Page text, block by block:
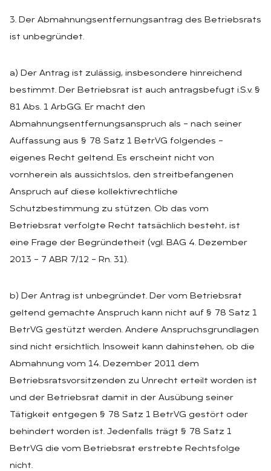
3. Der Abmahnungsentfernungsantrag des Betriebsrats
ist unbegründet.
a) Der Antrag ist zulässig, insbesondere hinreichend
bestimmt. Der Betriebsrat ist auch antragsbefugt i.S.v. §
81 Abs. 1 ArbGG. Er macht den
Abmahnungsentfernungsanspruch als – nach seiner
Auffassung aus § 78 Satz 1 BetrVG folgendes –
eigenes Recht geltend. Es erscheint nicht von
vornherein als aussichtslos, den streitbefangenen
Anspruch auf diese kollektivrechtliche
Schutzbestimmung zu stützen. Ob das vom
Betriebsrat verfolgte Recht tatsächlich besteht, ist
eine Frage der Begründetheit (vgl. BAG 4. Dezember
2013 – 7 ABR 7/12 – Rn. 31).
b) Der Antrag ist unbegründet. Der vom Betriebsrat
geltend gemachte Anspruch kann nicht auf § 78 Satz 1
BetrVG gestützt werden. Andere Anspruchsgrundlagen
sind nicht ersichtlich. Insoweit kann dahinstehen, ob die
Abmahnung vom 14. Dezember 2011 dem
Betriebsratsvorsitzenden zu Unrecht erteilt worden ist
und der Betriebsrat damit in der Ausübung seiner
Tätigkeit entgegen § 78 Satz 1 BetrVG gestört oder
behindert worden ist. Jedenfalls trägt § 78 Satz 1
BetrVG die vom Betriebsrat erstrebte Rechtsfolge
nicht.